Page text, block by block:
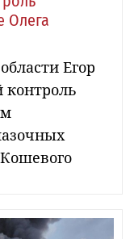
Олега
Егор
контроль